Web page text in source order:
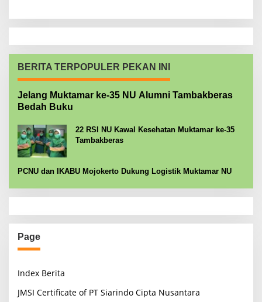
BERITA TERPOPULER PEKAN INI
Jelang Muktamar ke-35 NU Alumni Tambakberas
Bedah Buku
22 RSI NU Kawal Kesehatan Muktamar ke-35
Tambakberas
PCNU dan IKABU Mojokerto Dukung Logistik Muktamar NU
Page
Index Berita
JMSI Certificate of PT Siarindo Cipta Nusantara